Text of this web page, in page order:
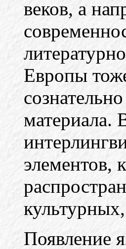
веков, а
Европы
материала.
элементов,
Появление